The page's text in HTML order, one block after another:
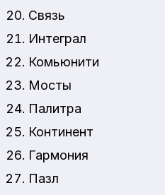
Связь
Интеграл
Комьюнити
Мосты
Палитра
Континент
Гармония
Пазл